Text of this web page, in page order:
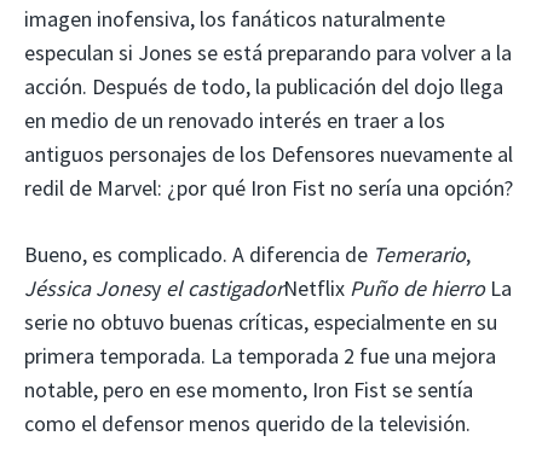
imagen inofensiva, los fanáticos naturalmente
especulan si Jones se está preparando para volver a la
acción. Después de todo, la publicación del dojo llega
en medio de un renovado interés en traer a los
antiguos personajes de los Defensores nuevamente al
redil de Marvel: ¿por qué Iron Fist no sería una opción?
Bueno, es complicado. A diferencia de Temerario,
Jéssica Jonesy el castigadorNetflix Puño de hierroLa
serie no obtuvo buenas críticas, especialmente en su
primera temporada. La temporada 2 fue una mejora
notable, pero en ese momento, Iron Fist se sentía
como el defensor menos querido de la televisión.